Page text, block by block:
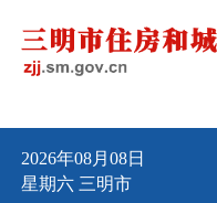
2026年08月08日
星期六 三明市